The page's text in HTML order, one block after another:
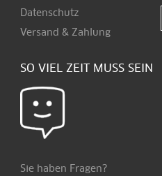
Datenschutz
Versand & Zahlung
SO VIEL ZEIT MUSS SEIN
Sie haben Fragen?